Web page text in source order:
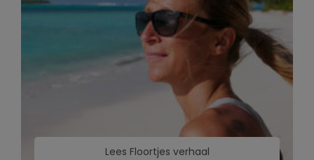
Lees Floortjes verhaal